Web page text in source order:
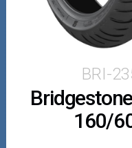
Nastarenkaat
Öljyt ja kemikaalit
BRI-
160/